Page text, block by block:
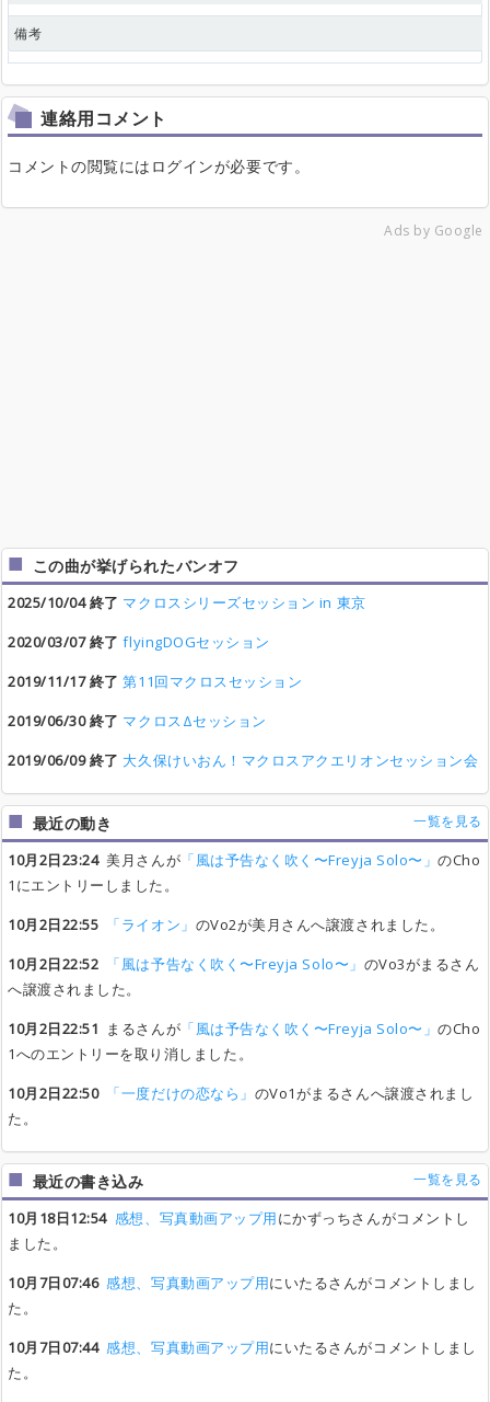
備考
連絡用コメント
コメントの閲覧にはログインが必要です。
Ads by Google
この曲が挙げられたバンオフ
2025/10/04 終了 マクロスシリーズセッション in 東京
2020/03/07 終了 flyingDOGセッション
2019/11/17 終了 第11回マクロスセッション
2019/06/30 終了 マクロスΔセッション
2019/06/09 終了 大久保けいおん！マクロスアクエリオンセッション会
最近の動き 一覧を見る
10月2日23:24美月さんが 「風は予告なく吹く〜Freyja Solo〜」のCho
1にエントリーしました。
10月2日22:55
「ライオン」 のVo2が美月さんへ譲渡されました。
10月2日22:52
「風は予告なく吹く〜Freyja Solo〜」 のVo3がまるさん
へ譲渡されました。
10月2日22:51 まるさんが 「風は予告なく吹く〜Freyja Solo〜」のCho
1へのエントリーを取り消しました。
10月2日22:50
「一度だけの恋なら」 のVo1がまるさんへ譲渡されまし
た。
最近の書き込み 一覧を見る
10月18日12:54 感想、写真動画アップ用にかずっちさんがコメントし
ました。
10月7日07:46 感想、写真動画アップ用にいたるさんがコメントしまし
た。
10月7日07:44 感想、写真動画アップ用にいたるさんがコメントしまし
た。